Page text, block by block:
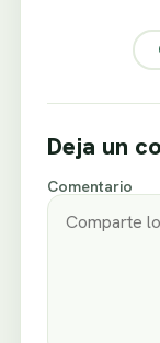
Deja un
Comentario